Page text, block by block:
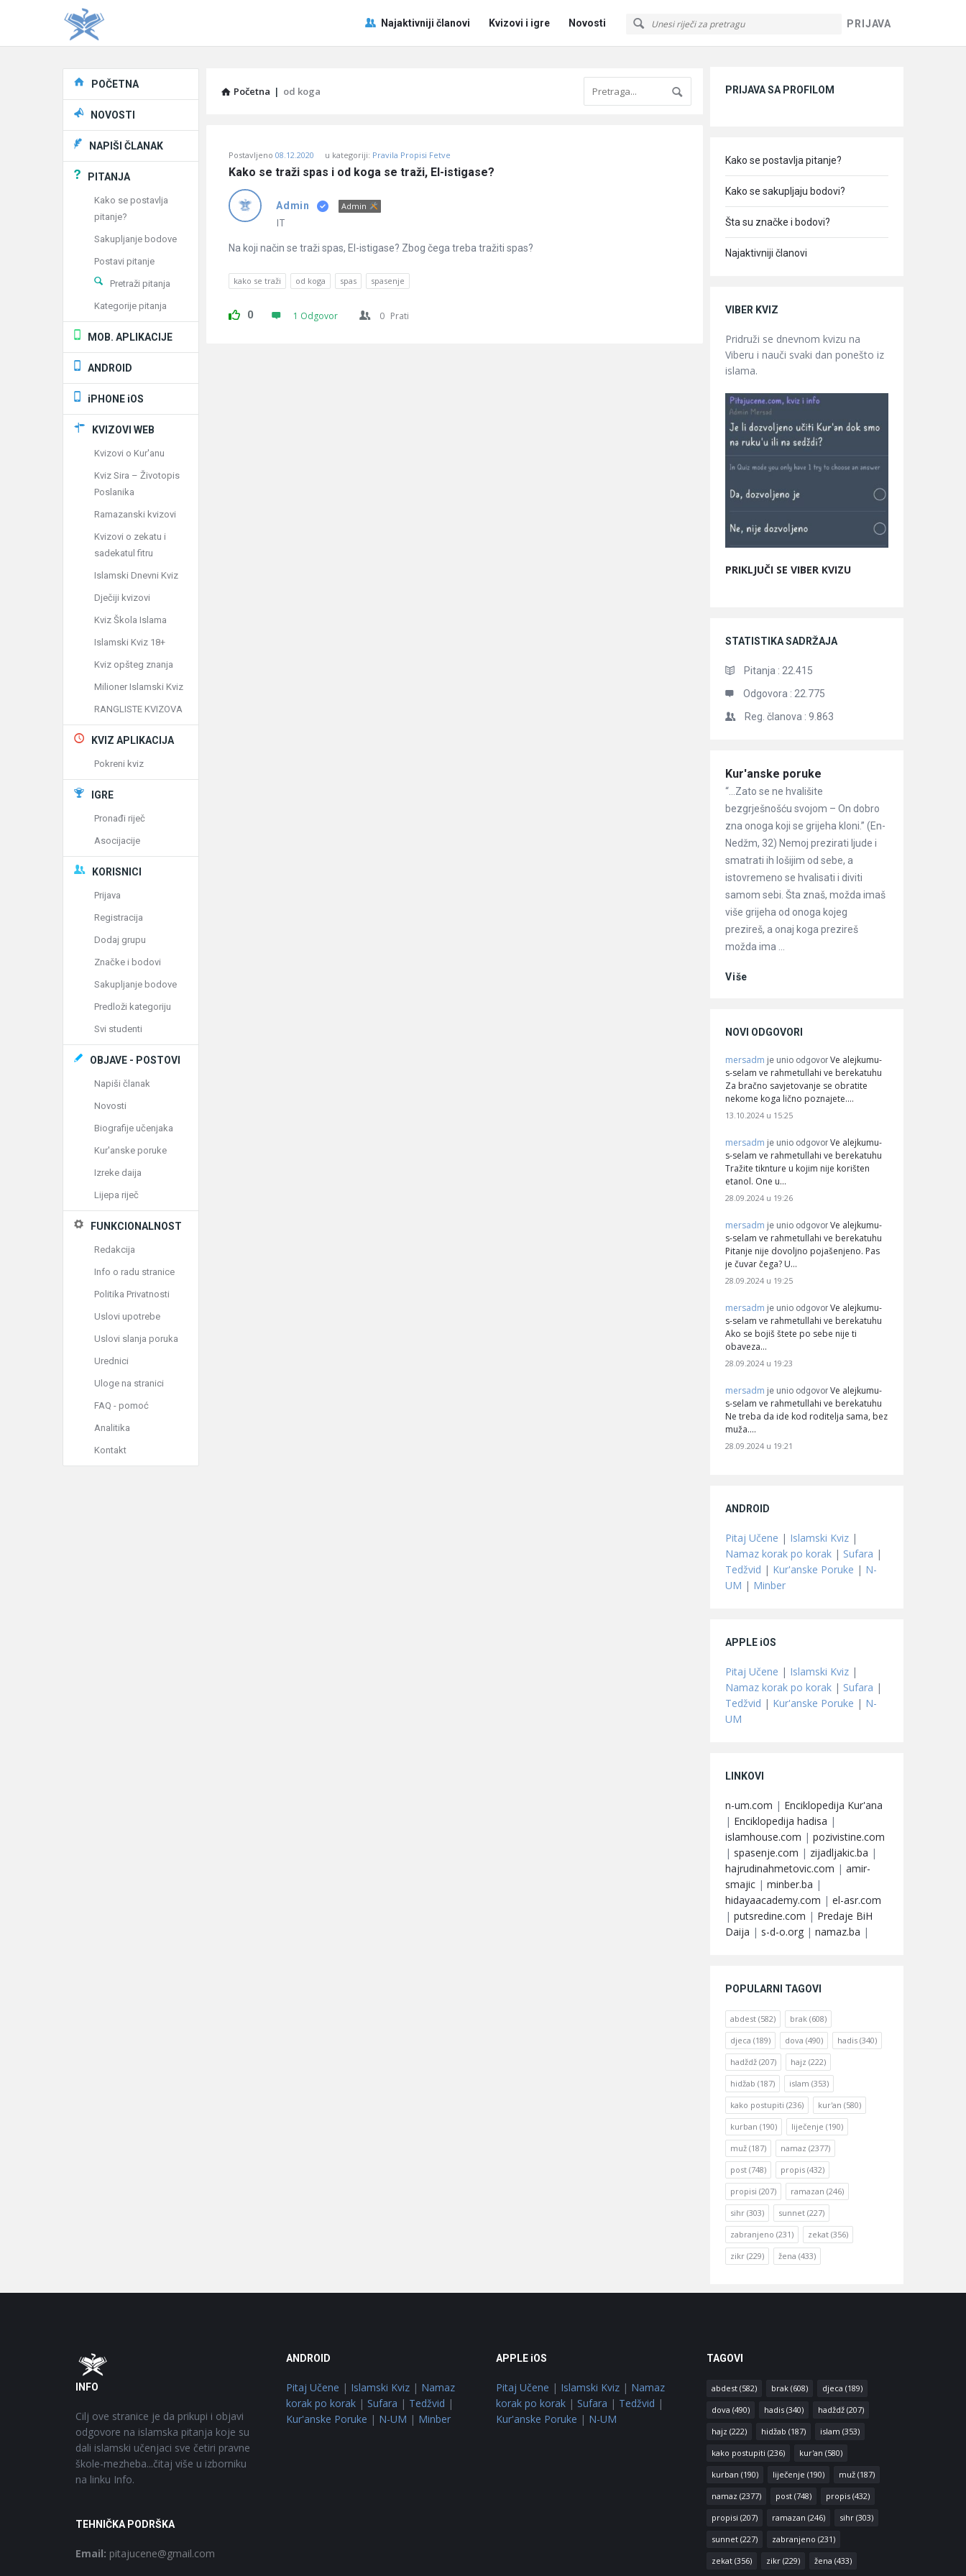
PRIJAVA
Pitaj
Učene
Najaktivniji članovi Kvizovi i igre Novosti
Početna | od koga
Učene
Latest
Pitanja
Postavljeno 08.12.2020 u kategoriji: Pravila Propisi Fetve
Kako se traži spas i od koga se traži, El-istigase?
Admin Admin
IT
Na koji način se traži spas, El-istigase? Zbog čega treba tražiti spas?
kako se traži od koga spas spasenje
0 1 Odgovor 0 Prati
PRIJAVA SA PROFILOM
Kako se postavlja pitanje?
Kako se sakupljaju bodovi?
Šta su značke i bodovi?
Najaktivniji članovi
VIBER KVIZ
Pridruži se dnevnom kvizu na
Viberu i nauči svaki dan ponešto iz
islama.
PRIKLJUČI SE VIBER KVIZU
STATISTIKA SADRŽAJA
Pitanja : 22.415
Odgovora : 22.775
Reg. članova : 9.863
Članci
Kur'anske poruke
“…Zato se ne hvališite
bezgrješnošću svojom – On dobro
zna onoga koji se grijeha kloni.” (En-
Nedžm, 32) Nemoj prezirati ljude i
smatrati ih lošijim od sebe, a
istovremeno se hvalisati i diviti
samom sebi. Šta znaš, možda imaš
više grijeha od onoga kojeg
prezireš, a onaj koga prezireš
možda ima ...
Više
NOVI ODGOVORI
mersadm je unio odgovor Ve alejkumu-
s-selam ve rahmetullahi ve berekatuhu
Za bračno savjetovanje se obratite
nekome koga lično poznajete.…
13.10.2024 u 15:25
mersadm je unio odgovor Ve alejkumu-
s-selam ve rahmetullahi ve berekatuhu
Tražite tiknture u kojim nije korišten
etanol. One u…
28.09.2024 u 19:26
mersadm je unio odgovor Ve alejkumu-
s-selam ve rahmetullahi ve berekatuhu
Pitanje nije dovoljno pojašenjeno. Pas
je čuvar čega? U…
28.09.2024 u 19:25
mersadm je unio odgovor Ve alejkumu-
s-selam ve rahmetullahi ve berekatuhu
Ako se bojiš štete po sebe nije ti
obaveza…
28.09.2024 u 19:23
mersadm je unio odgovor Ve alejkumu-
s-selam ve rahmetullahi ve berekatuhu
Ne treba da ide kod roditelja sama, bez
muža.…
28.09.2024 u 19:21
ANDROID
Pitaj Učene | Islamski Kviz |
Namaz korak po korak | Sufara |
Tedžvid | Kur'anske Poruke | N-
UM | Minber
APPLE iOS
Pitaj Učene | Islamski Kviz |
Namaz korak po korak | Sufara |
Tedžvid | Kur'anske Poruke | N-
UM
LINKOVI
n-um.com | Enciklopedija Kur'ana
| Enciklopedija hadisa |
islamhouse.com | pozivistine.com
| spasenje.com | zijadljakic.ba |
hajrudinahmetovic.com | amir-
smajic | minber.ba |
hidayaacademy.com | el-asr.com
| putsredine.com | Predaje BiH
Daija | s-d-o.org | namaz.ba |
POPULARNI TAGOVI
abdest (582) brak (608)
djeca (189) dova (490) hadis (340)
hadždž (207) hajz (222)
hidžab (187) islam (353)
kako postupiti (236) kur'an (580)
kurban (190) liječenje (190)
muž (187) namaz (2377)
post (748) propis (432)
propisi (207) ramazan (246)
sihr (303) sunnet (227)
zabranjeno (231) zekat (356)
zikr (229) žena (433)
Explore
POČETNA
NOVOSTI
NAPIŠI ČLANAK
PITANJA
Kako se postavlja
pitanje?
Sakupljanje bodove
Postavi pitanje
Pretraži pitanja
Kategorije pitanja
MOB. APLIKACIJE
ANDROID
iPHONE iOS
KVIZOVI WEB
Kvizovi o Kur'anu
Kviz Sira – Životopis
Poslanika
Ramazanski kvizovi
Kvizovi o zekatu i
sadekatul fitru
Islamski Dnevni Kviz
Dječiji kvizovi
Kviz Škola Islama
Islamski Kviz 18+
Kviz opšteg znanja
Milioner Islamski Kviz
RANGLISTE KVIZOVA
KVIZ APLIKACIJA
Pokreni kviz
IGRE
Pronađi riječ
Asocijacije
KORISNICI
Prijava
Registracija
Dodaj grupu
Značke i bodovi
Sakupljanje bodove
Predloži kategoriju
Svi studenti
OBJAVE - POSTOVI
Napiši članak
Novosti
Biografije učenjaka
Kur'anske poruke
Izreke daija
Lijepa riječ
FUNKCIONALNOST
Redakcija
Info o radu stranice
Politika Privatnosti
Uslovi upotrebe
Uslovi slanja poruka
Urednici
Uloge na stranici
FAQ - pomoć
Analitika
Kontakt
Footer
INFO
Cilj ove stranice je da prikupi i objavi
odgovore na islamska pitanja koje su
dali islamski učenjaci sve četiri pravne
škole-mezheba...čitaj više u izborniku
na linku Info.
TEHNIČKA PODRŠKA
Email: pitajucene@gmail.com
ANDROID
Pitaj Učene | Islamski Kviz| Namaz
korak po korak| Sufara | Tedžvid |
Kur'anske Poruke | N-UM | Minber
APPLE iOS
Pitaj Učene | Islamski Kviz | Namaz
korak po korak | Sufara | Tedžvid |
Kur'anske Poruke | N-UM
TAGOVI
abdest(582) brak(608) djeca (189)
dova (490) hadis(340) hadždž(207)
hajz (222) hidžab (187) islam (353)
kako postupiti (236) kur'an (580)
kurban (190) liječenje (190) muž(187)
namaz (2377) post(748) propis(432)
propisi (207) ramazan (246) sihr(303)
sunnet(227) zabranjeno (231)
zekat(356) zikr(229) žena (433)